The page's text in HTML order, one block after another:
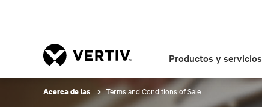
Productos y servicios
Acerca de las Terms and Conditions of Sale